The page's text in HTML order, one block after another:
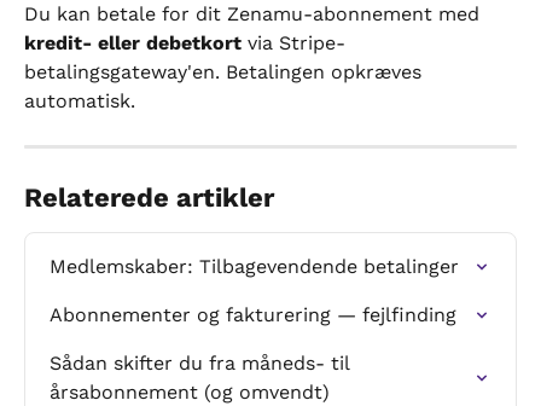
Du kan betale for dit Zenamu-abonnement med
kredit- eller debetkort via Stripe-
betalingsgateway'en. Betalingen opkræves
automatisk.
Relaterede artikler
Medlemskaber: Tilbagevendende betalinger
Abonnementer og fakturering — fejlfinding
Sådan skifter du fra måneds- til
årsabonnement (og omvendt)